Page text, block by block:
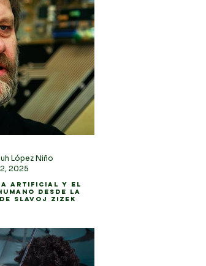
Artificial y El
desde la
Slavoj Zizek
López Niño
2025